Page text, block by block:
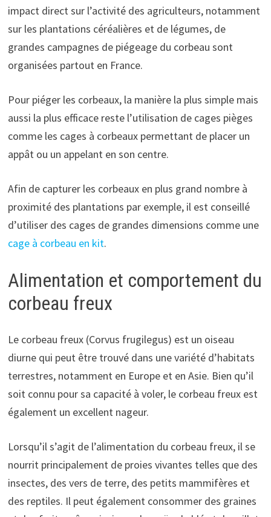
impact direct sur l’activité des agriculteurs, notamment
sur les plantations céréalières et de légumes, de
grandes campagnes de piégeage du corbeau sont
organisées partout en France.
Pour piéger les corbeaux, la manière la plus simple mais
aussi la plus efficace reste l’utilisation de cages pièges
comme les cages à corbeaux permettant de placer un
appât ou un appelant en son centre.
Afin de capturer les corbeaux en plus grand nombre à
proximité des plantations par exemple, il est conseillé
d’utiliser des cages de grandes dimensions comme une
cage à corbeau en kit.
Alimentation et comportement du
corbeau freux
Le corbeau freux (Corvus frugilegus) est un oiseau
diurne qui peut être trouvé dans une variété d’habitats
terrestres, notamment en Europe et en Asie. Bien qu’il
soit connu pour sa capacité à voler, le corbeau freux est
également un excellent nageur.
Lorsqu’il s’agit de l’alimentation du corbeau freux, il se
nourrit principalement de proies vivantes telles que des
insectes, des vers de terre, des petits mammifères et
des reptiles. Il peut également consommer des graines